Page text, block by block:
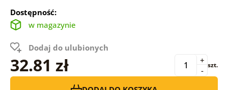
Dostępność:
w magazynie
Dodaj do ulubionych
32.81 zł -
+ szt.